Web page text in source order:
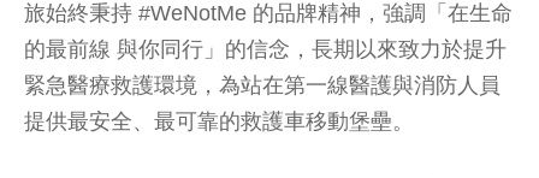
旅始終秉持 #WeNotMe 的品牌精神，強調「在生命
的最前線 與你同行」的信念，長期以來致力於提升
緊急醫療救護環境，為站在第一線醫護與消防人員
提供最安全、最可靠的救護車移動堡壘。